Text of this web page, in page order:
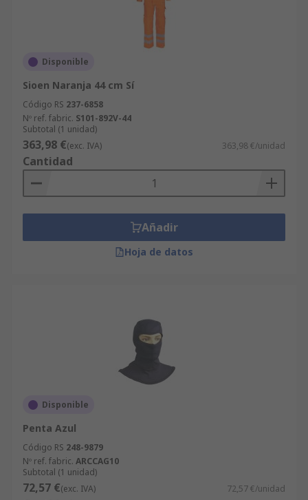
Disponible
Sioen Naranja 44 cm Sí
Código RS 237-6858
Nº ref. fabric. S101-892V-44
Subtotal (1 unidad)
363,98 €(exc. IVA) 363,98 €/unidad
Cantidad
Añadir
Hoja de datos
Disponible
Penta Azul
Código RS 248-9879
Nº ref. fabric. ARCCAG10
Subtotal (1 unidad)
72,57 €(exc. IVA) 72,57 €/unidad